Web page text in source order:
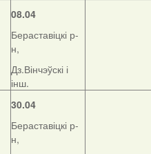
08.04
Бераставіцкі р-
н,
Дз.Вінчэўскі і
інш.
30.04
Бераставіцкі р-
н,